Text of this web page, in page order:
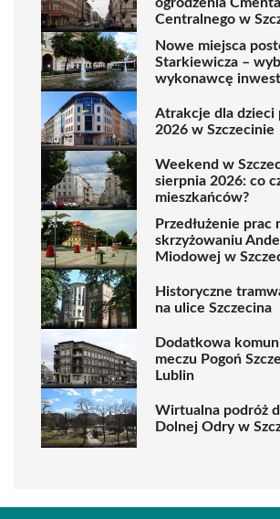
Centralnego w
Nowe miejsca
Starkiewicza –
wykonawcę
Atrakcje dla dzieci
2026 w Szczecinie
Weekend w
sierpnia 2026: co
mieszkańców?
Przedłużenie prac
skrzyżowaniu
Miodowej w
Historyczne
na ulice Szczecina
Dodatkowa
meczu Pogoń
Lublin
Wirtualna podróż
Dolnej Odry w